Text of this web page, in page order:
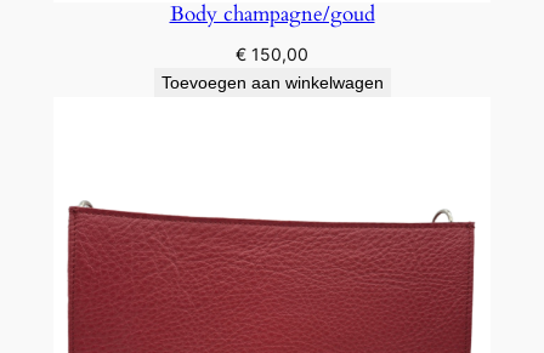
Body champagne/goud
€ 150,00
Toevoegen aan winkelwagen